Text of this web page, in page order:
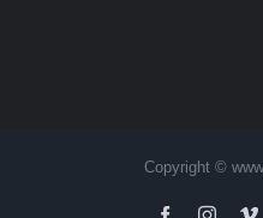
Copyright ©
Facebook